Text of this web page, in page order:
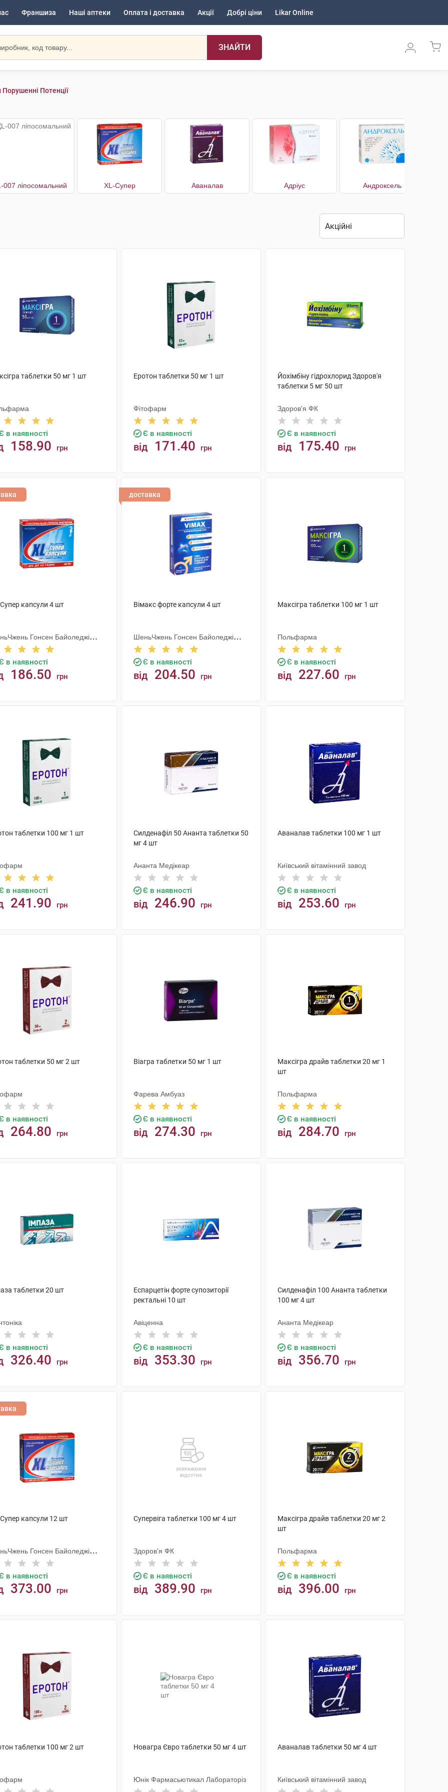
Франшиза Наші аптеки Оплата і доставка Акції Добрі ціни Likar Online
ЗНАЙТИ
Потенції
007 ліпосомальний XL-Супер Аваналав Адріус Андроксель
таблетки 50 мг 1 шт
в наявності
158.90 грн
Еротон таблетки 50 мг 1 шт
Фітофарм
Є в наявності
від 171.40 грн
Йохімбіну гідрохлорид Здоров'я
таблетки 5 мг 50 шт
Здоров'я ФК
Є в наявності
від 175.40 грн
капсули 4 шт
Гонсен Байоледжі
Ко. Лтд
в наявності
186.50 грн
доставка
Вімакс форте капсули 4 шт
ШеньЧжень Гонсен Байоледжі
Індастрі Ко. Лтд
Є в наявності
від 204.50 грн
Максігра таблетки 100 мг 1 шт
Польфарма
Є в наявності
від 227.60 грн
таблетки 100 мг 1 шт
в наявності
241.90 грн
Силденафіл 50 Ананта таблетки 50
мг 4 шт
Ананта Медікеар
Є в наявності
від 246.90 грн
Аваналав таблетки 100 мг 1 шт
Київський вітамінний завод
Є в наявності
від 253.60 грн
таблетки 50 мг 2 шт
в наявності
264.80 грн
Віагра таблетки 50 мг 1 шт
Фарева Амбуаз
Є в наявності
від 274.30 грн
Максігра драйв таблетки 20 мг 1
шт
Польфарма
Є в наявності
від 284.70 грн
таблетки 20 шт
в наявності
326.40 грн
Еспарцетін форте супозиторії
ректальні 10 шт
Авіценна
Є в наявності
від 353.30 грн
Силденафіл 100 Ананта таблетки
100 мг 4 шт
Ананта Медікеар
Є в наявності
від 356.70 грн
капсули 12 шт
Гонсен Байоледжі
Ко. Лтд
в наявності
373.00 грн
Супервіга таблетки 100 мг 4 шт
Здоров'я ФК
Є в наявності
від 389.90 грн
Максігра драйв таблетки 20 мг 2
шт
Польфарма
Є в наявності
від 396.00 грн
таблетки 100 мг 2 шт Новагра Євро таблетки 50 мг 4 шт
Юнік Фармасьютикал Лабораторіз
Аваналав таблетки 50 мг 4 шт
Київський вітамінний завод